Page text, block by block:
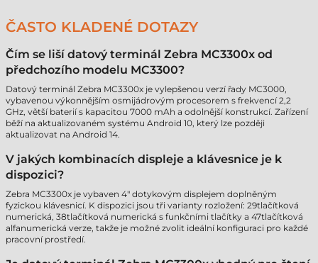
ČASTO KLADENÉ DOTAZY
Čím se liší datový terminál Zebra MC3300x od
předchozího modelu MC3300?
Datový terminál Zebra MC3300x je vylepšenou verzí řady MC3000,
vybavenou výkonnějším osmijádrovým procesorem s frekvencí 2,2
GHz, větší baterií s kapacitou 7000 mAh a odolnější konstrukcí. Zařízení
běží na aktualizovaném systému Android 10, který lze později
aktualizovat na Android 14.
V jakých kombinacích displeje a klávesnice je k
dispozici?
Zebra MC3300x je vybaven 4" dotykovým displejem doplněným
fyzickou klávesnicí. K dispozici jsou tři varianty rozložení: 29tlačítková
numerická, 38tlačítková numerická s funkčními tlačítky a 47tlačítková
alfanumerická verze, takže je možné zvolit ideální konfiguraci pro každé
pracovní prostředí.